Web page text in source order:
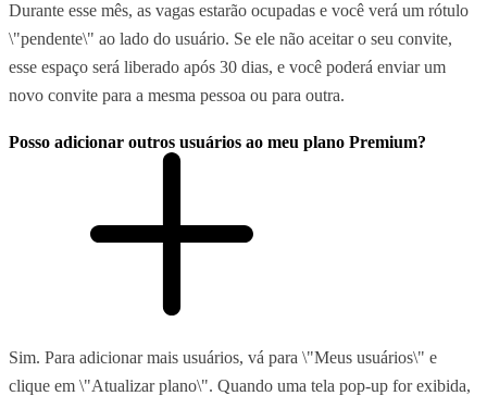
Durante esse mês, as vagas estarão ocupadas e você verá um rótulo
\"pendente\" ao lado do usuário. Se ele não aceitar o seu convite,
esse espaço será liberado após 30 dias, e você poderá enviar um
novo convite para a mesma pessoa ou para outra.
Posso adicionar outros usuários ao meu plano Premium?
Sim. Para adicionar mais usuários, vá para \"Meus usuários\" e
clique em \"Atualizar plano\". Quando uma tela pop-up for exibida,